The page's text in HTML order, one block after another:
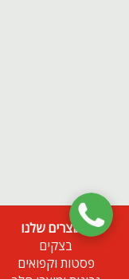
המוצרים שלנו
בצקים
פסטות וקפואים